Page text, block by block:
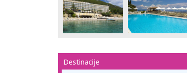
Destinacije